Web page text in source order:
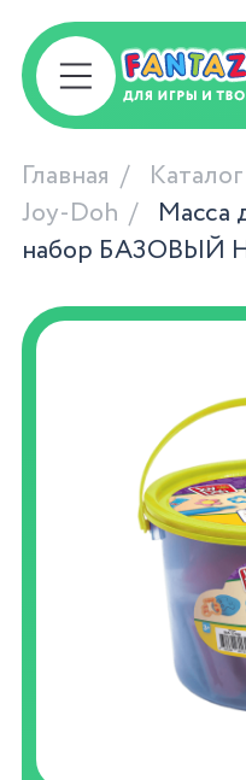
Главная Каталог
Joy-Doh
Масса
набор БАЗОВЫЙ